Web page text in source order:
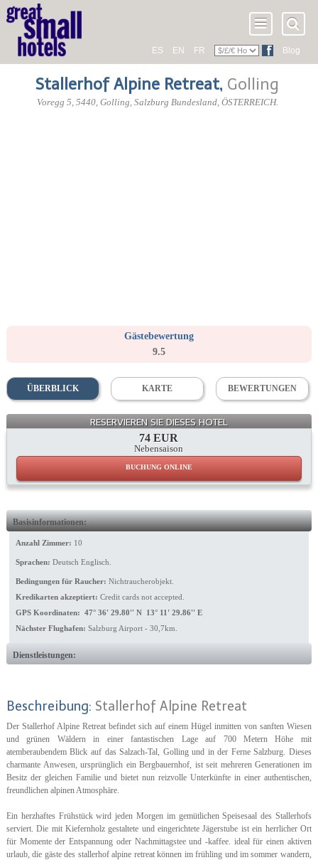
ES EN FR Blog
Stallerhof Alpine Retreat, Golling
Voregg 5, 5440, Golling, Salzburg Bundesland, ÖSTERREICH.
Gästebewertung
9.5
ÜBERBLICK KARTE BEWERTUNGEN
RESERVIEREN SIE DIESES HOTEL
74 EUR
Nebensaison
BUCHUNG ONLINE
Basisinformationen:
Anzahl Zimmer: 10
Sprachen: Deutsch Englisch.
Bedingungen für Raucher: Nichtraucherobjekt.
Kredikarten akzeptiert: Credit cards not accepted.
GPS Koordinaten: 47° 36' 29.80'' N 13° 11' 29.86'' E
Nächster Flughafen: Salzburg Airport - 30,7km.
Dienstleistungen:
Beschreibung: Stallerhof Alpine Retreat
Der Stallerhof Alpine Retreat befindet sich auf einem Hügel inmitten von sanften Wiesen
und grünen Wäldern in einer fantastischen Lage auf 700 Metern Höhe mit
atemberaubendem Blick auf das Salzach-Tal, Golling und in der Ferne Salzburg. Dieses
charmante Anwesen, ursprünglich ein Bergbauernhof, ist seit mehreren Generationen im
Besitz der gleichen Familie und bietet nun reizvolle Unterkünfte in einer authentischen,
freundlichen alpinen Atmosphäre.
Ein herzhaftes Frühstück wird jeden Morgen im gemütlichen Speisesaal des Stallerhofs
serviert. Die mit Kiefernholz gestaltete und eingerichtete Jägerstube ist ein herrlicher Ort
für Momente der Entspannung oder Nachmittagstee und -kaffee. ideal für einen aktiven
urlaub, die gäste des stallerhof alpine retreat können im frühling und im sommer wandern,